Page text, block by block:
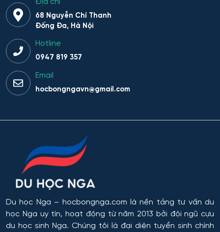
Hệ thống sinh tồn đặc thù
Hệ thống thông minh trong lĩnh vực nhân văn
Hệ thống thông tin
Hệ thống thông tin và Công nghệ
Hệ thống thông tin và lập trình
Hệ thống trí tuệ nhân tạo trong lĩnh vực nhân văn – xã
Hệ thống tên lửa và Khoa học Vũ trụ
Hệ thống tự động và điều khiển thông minh
Địa chỉ
68 Nguyễn Chí Thanh
Đống Đa, Hà Nội
Hotline
0947 819 357
Email
hocbongngavn@gmail.com
Du học Nga – hocbongnga.com là nền tảng tư vấn du
học Nga uy tín, hoạt động từ năm 2013 bởi đội ngũ cựu
du học sinh Nga. Chúng tôi là đại diện tuyển sinh chính